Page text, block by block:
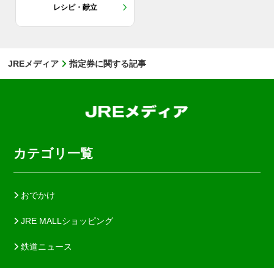
レシピ・献立
JREメディア 指定券に関する記事
カテゴリ一覧
おでかけ
JRE MALLショッピング
鉄道ニュース